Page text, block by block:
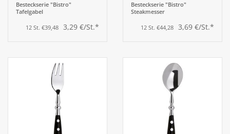
Besteckserie "Bistro"
Tafelgabel
12 St. €39,48 3,29 €/St.*
Besteckserie "Bistro"
Steakmesser
12 St. €44,28 3,69 €/St.*